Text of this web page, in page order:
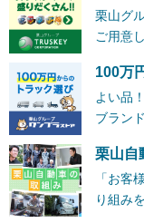
栗山グ
ご用意
100万
よい品
ブランド
栗山自
「お客
り組み